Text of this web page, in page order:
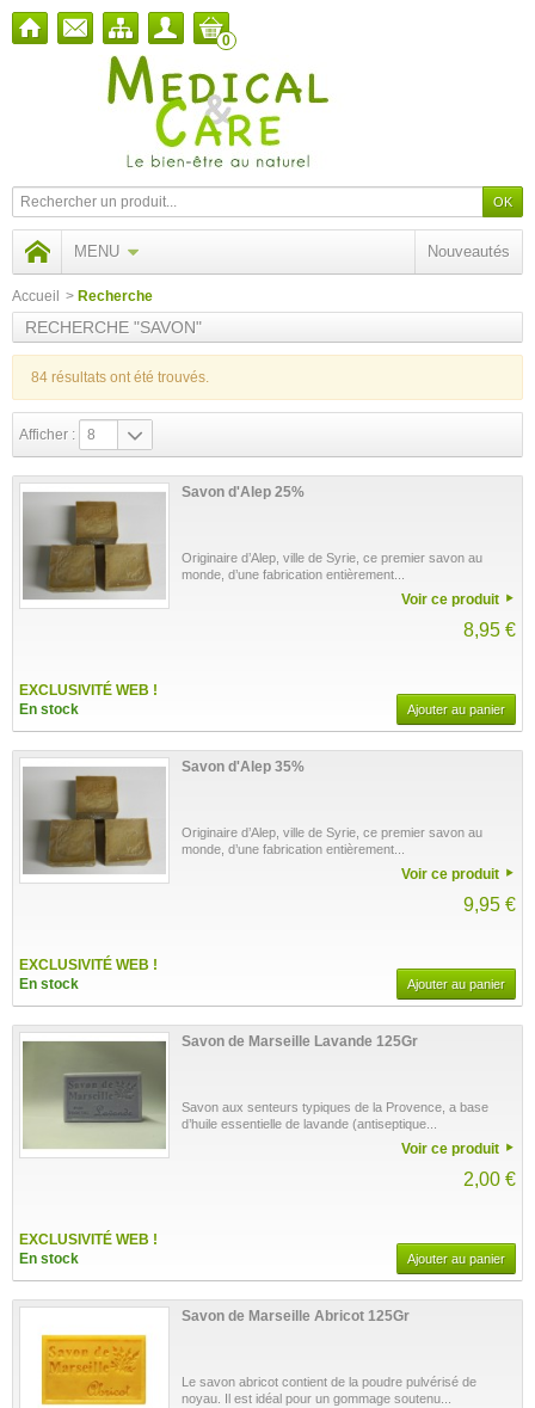
0
MENU Nouveautés
Accueil > Recherche
RECHERCHE "SAVON"
84 résultats ont été trouvés.
Afficher : 8
Savon d'Alep 25%
Originaire d’Alep, ville de Syrie, ce premier savon au
monde, d’une fabrication entièrement...
Voir ce produit
8,95 €
EXCLUSIVITÉ WEB !
En stock
Ajouter au panier
Savon d'Alep 35%
Originaire d’Alep, ville de Syrie, ce premier savon au
monde, d’une fabrication entièrement...
Voir ce produit
9,95 €
EXCLUSIVITÉ WEB !
En stock
Ajouter au panier
Savon de Marseille Lavande 125Gr
Savon aux senteurs typiques de la Provence, a base
d’huile essentielle de lavande (antiseptique...
Voir ce produit
2,00 €
EXCLUSIVITÉ WEB !
En stock
Ajouter au panier
Savon de Marseille Abricot 125Gr
Le savon abricot contient de la poudre pulvérisé de
noyau. Il est idéal pour un gommage soutenu...